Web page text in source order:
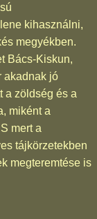
kihasználni,
megyékben.
Bács-Kiskun,
akadnak jó
a zöldség és a
miként a
mert a
tájkörzetekben
megteremtése is